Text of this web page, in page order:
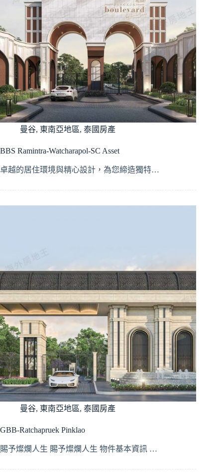
曼谷, 東南亞地區, 泰國房產
BBS Ramintra-Watcharapol-SC Asset
卓越的居住環境與精心設計，為您締造獨特…
曼谷, 東南亞地區, 泰國房產
GBB-Ratchapruek Pinklao
賜予燦爛人生 賜予燦爛人生 物件基本資訊 …